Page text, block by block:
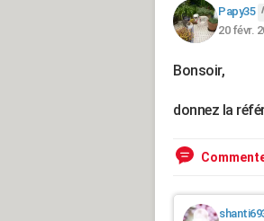
Papy35
20 févr.
Bonsoir,
donnez la